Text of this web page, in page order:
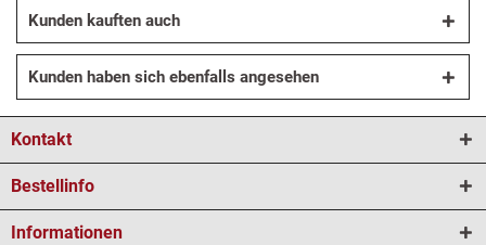
Kunden kauften auch
Kunden haben sich ebenfalls angesehen
Kontakt
Bestellinfo
Informationen